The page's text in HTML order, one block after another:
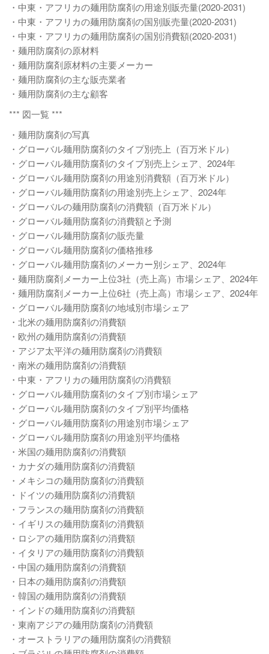
・中東・アフリカの麺用防腐剤の用途別販売量(2020-2031)
・中東・アフリカの麺用防腐剤の国別販売量(2020-2031)
・中東・アフリカの麺用防腐剤の国別消費額(2020-2031)
・麺用防腐剤の原材料
・麺用防腐剤原材料の主要メーカー
・麺用防腐剤の主な販売業者
・麺用防腐剤の主な顧客
*** 図一覧 ***
・麺用防腐剤の写真
・グローバル麺用防腐剤のタイプ別売上（百万米ドル）
・グローバル麺用防腐剤のタイプ別売上シェア、2024年
・グローバル麺用防腐剤の用途別消費額（百万米ドル）
・グローバル麺用防腐剤の用途別売上シェア、2024年
・グローバルの麺用防腐剤の消費額（百万米ドル）
・グローバル麺用防腐剤の消費額と予測
・グローバル麺用防腐剤の販売量
・グローバル麺用防腐剤の価格推移
・グローバル麺用防腐剤のメーカー別シェア、2024年
・麺用防腐剤メーカー上位3社（売上高）市場シェア、2024年
・麺用防腐剤メーカー上位6社（売上高）市場シェア、2024年
・グローバル麺用防腐剤の地域別市場シェア
・北米の麺用防腐剤の消費額
・欧州の麺用防腐剤の消費額
・アジア太平洋の麺用防腐剤の消費額
・南米の麺用防腐剤の消費額
・中東・アフリカの麺用防腐剤の消費額
・グローバル麺用防腐剤のタイプ別市場シェア
・グローバル麺用防腐剤のタイプ別平均価格
・グローバル麺用防腐剤の用途別市場シェア
・グローバル麺用防腐剤の用途別平均価格
・米国の麺用防腐剤の消費額
・カナダの麺用防腐剤の消費額
・メキシコの麺用防腐剤の消費額
・ドイツの麺用防腐剤の消費額
・フランスの麺用防腐剤の消費額
・イギリスの麺用防腐剤の消費額
・ロシアの麺用防腐剤の消費額
・イタリアの麺用防腐剤の消費額
・中国の麺用防腐剤の消費額
・日本の麺用防腐剤の消費額
・韓国の麺用防腐剤の消費額
・インドの麺用防腐剤の消費額
・東南アジアの麺用防腐剤の消費額
・オーストラリアの麺用防腐剤の消費額